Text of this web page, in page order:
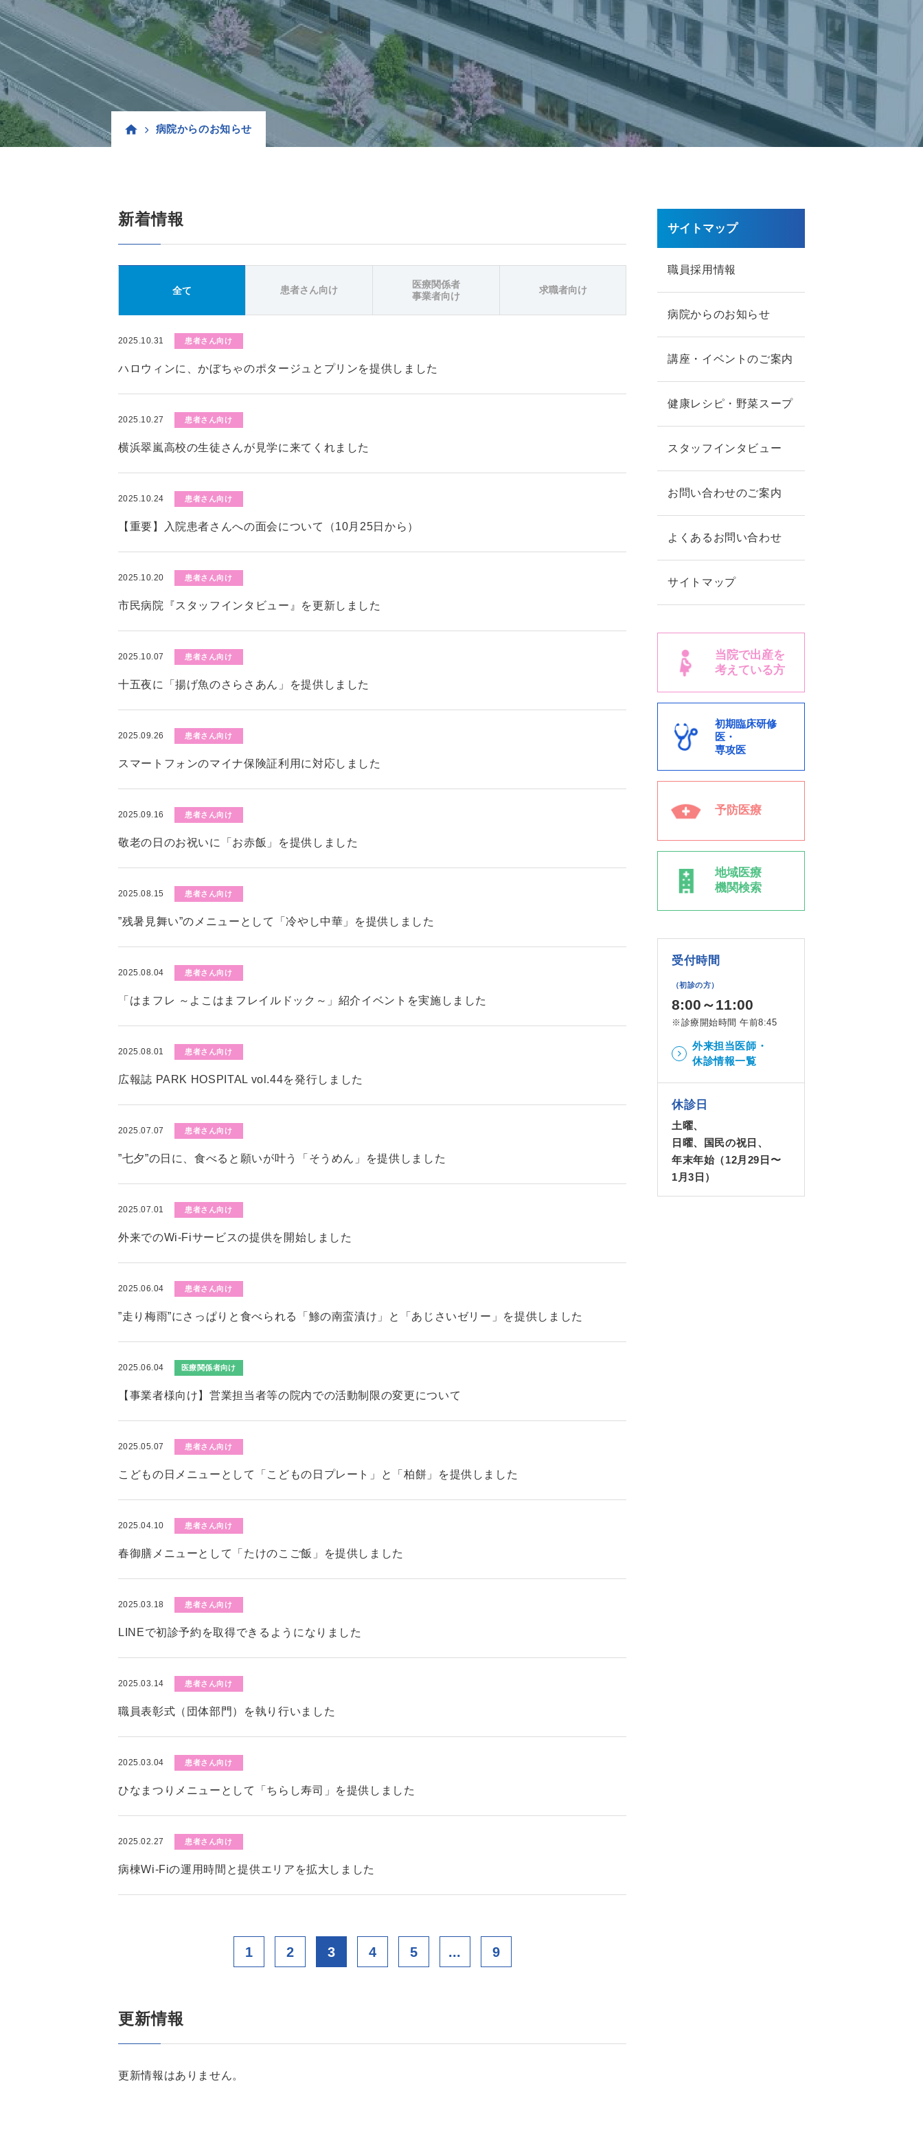
病院からのお知らせ
新着情報
全て 患者さん向け
医療関係者
事業者向け
求職者向け
2025.10.31 患者さん向け
ハロウィンに、かぼちゃのポタージュとプリンを提供しました
2025.10.27 患者さん向け
横浜翠嵐高校の生徒さんが見学に来てくれました
2025.10.24 患者さん向け
【重要】入院患者さんへの面会について（10月25日から）
2025.10.20 患者さん向け
市民病院『スタッフインタビュー』を更新しました
2025.10.07 患者さん向け
十五夜に「揚げ魚のさらさあん」を提供しました
2025.09.26 患者さん向け
スマートフォンのマイナ保険証利用に対応しました
2025.09.16 患者さん向け
敬老の日のお祝いに「お赤飯」を提供しました
2025.08.15 患者さん向け
”残暑見舞い”のメニューとして「冷やし中華」を提供しました
2025.08.04 患者さん向け
「はまフレ ～よこはまフレイルドック～」紹介イベントを実施しました
2025.08.01 患者さん向け
広報誌 PARK HOSPITAL vol.44を発行しました
2025.07.07 患者さん向け
”七夕”の日に、食べると願いが叶う「そうめん」を提供しました
2025.07.01 患者さん向け
外来でのWi-Fiサービスの提供を開始しました
2025.06.04 患者さん向け
”走り梅雨”にさっぱりと食べられる「鯵の南蛮漬け」と「あじさいゼリー」を提供しました
2025.06.04 医療関係者向け
【事業者様向け】営業担当者等の院内での活動制限の変更について
2025.05.07 患者さん向け
こどもの日メニューとして「こどもの日プレート」と「柏餅」を提供しました
2025.04.10 患者さん向け
春御膳メニューとして「たけのこご飯」を提供しました
2025.03.18 患者さん向け
LINEで初診予約を取得できるようになりました
2025.03.14 患者さん向け
職員表彰式（団体部門）を執り行いました
2025.03.04 患者さん向け
ひなまつりメニューとして「ちらし寿司」を提供しました
2025.02.27 患者さん向け
病棟Wi-Fiの運用時間と提供エリアを拡大しました
1 2 3 4 5 ... 9
更新情報
更新情報はありません。
サイトマップ
職員採用情報
病院からのお知らせ
講座・イベントのご案内
健康レシピ・野菜スープ
スタッフインタビュー
お問い合わせのご案内
よくあるお問い合わせ
サイトマップ
当院で出産を
考えている方
初期臨床研修
医・
専攻医
予防医療
地域医療
機関検索
受付時間
（初診の方）
8:00～11:00
※診療開始時間 午前8:45
外来担当医師・
休診情報一覧
休診日
土曜、
日曜、国民の祝日、
年末年始（12月29日〜
1月3日）